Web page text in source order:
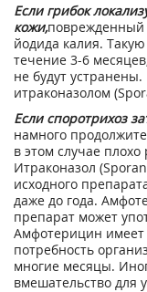
Если грибок
кожи,поврежденный
йодида калия.
течение 3-6
не будут
итраконазолом
Если споротрихоз
намного
в этом случае
Итраконазол
исходного
даже до года.
препарат может
Амфотерицин
потребность
многие месяцы.
вмешательство для